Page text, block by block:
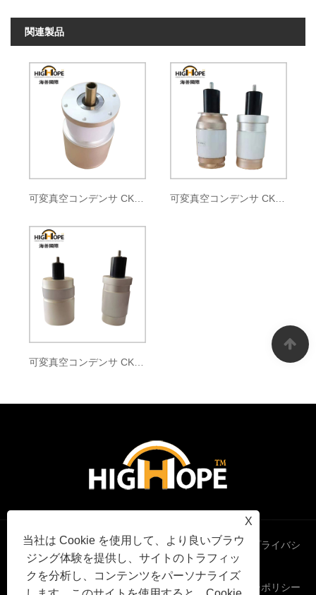
関連製品
可変真空コンデンサ CKTB500/12/90 可変真空コンデンサ CKTB500/3/57
可変真空コンデンサ CKTB500/9/100
X
当社は Cookie を使用して、より良いブラウ
ジング体験を提供し、サイトのトラフィッ
クを分析し、コンテンツをパーソナライズ
Links Sitemap RSS XML プライバシ
ーポリシー